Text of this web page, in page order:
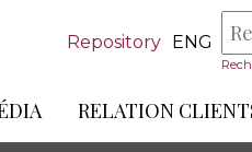
Repository ENG
RELATION